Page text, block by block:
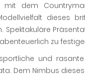
mit dem
dieses
Spektakuläre
zu
und
Dem Nimbus